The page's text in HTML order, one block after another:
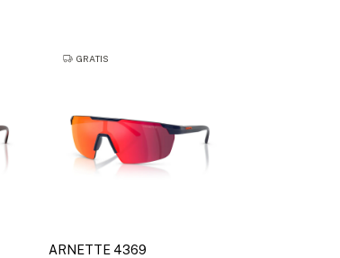
GRATIS
ARNETTE 4369